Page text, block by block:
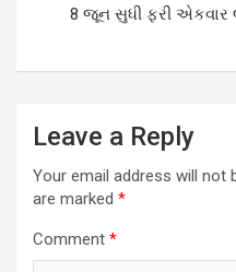
8 જૂન સુધી ફરી
Leave a Reply
Your email address will not
are marked *
Comment *